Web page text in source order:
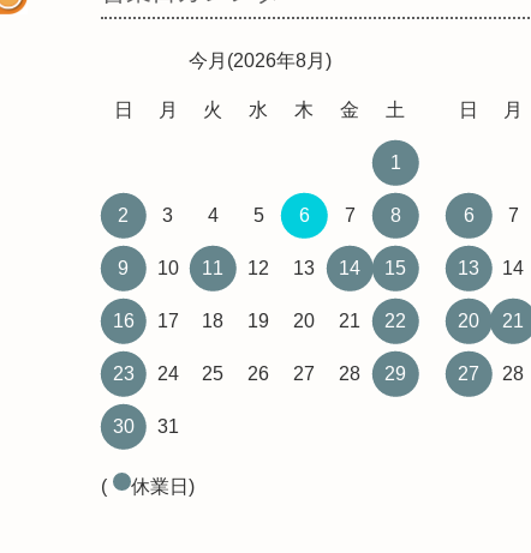
今月(2026年8月)
日 月 火 水 木 金 土
1
2 3 4 5 6 7 8
9 10 11 12 13 14 15
16 17 18 19 20 21 22
23 24 25 26 27 28 29
30 31
日 月
6 7
13 14
20 21
27 28
( 休業日)